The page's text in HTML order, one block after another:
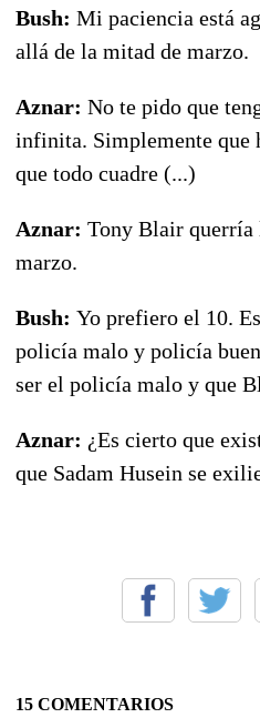
Bush: Mi paciencia está
allá de la mitad de marzo.
Aznar: No te pido que
infinita. Simplemente que
que todo cuadre (...)
Aznar: Tony Blair querría
marzo.
Bush: Yo prefiero el 10.
policía malo y policía
ser el policía malo y que
Aznar: ¿Es cierto que
que Sadam Husein se
15 COMENTARIOS